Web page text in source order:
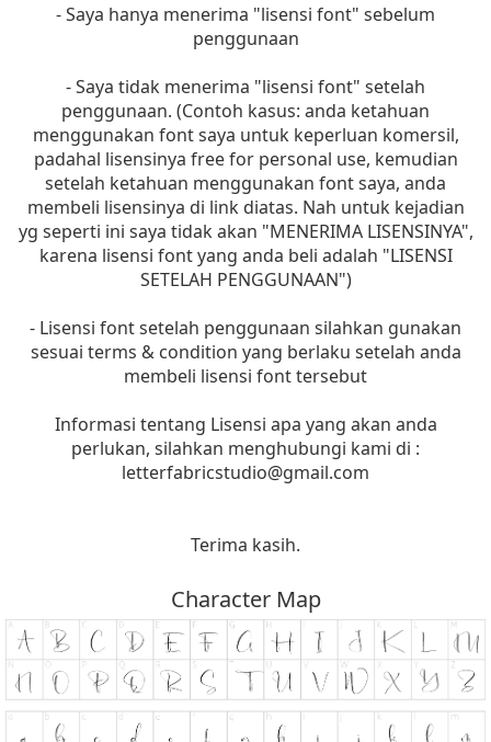
- Saya hanya menerima "lisensi font" sebelum
penggunaan
- Saya tidak menerima "lisensi font" setelah
penggunaan. (Contoh kasus: anda ketahuan
menggunakan font saya untuk keperluan komersil,
padahal lisensinya free for personal use, kemudian
setelah ketahuan menggunakan font saya, anda
membeli lisensinya di link diatas. Nah untuk kejadian
yg seperti ini saya tidak akan "MENERIMA LISENSINYA",
karena lisensi font yang anda beli adalah "LISENSI
SETELAH PENGGUNAAN")
- Lisensi font setelah penggunaan silahkan gunakan
sesuai terms & condition yang berlaku setelah anda
membeli lisensi font tersebut
Informasi tentang Lisensi apa yang akan anda
perlukan, silahkan menghubungi kami di :
letterfabricstudio@gmail.com
Terima kasih.
Character Map